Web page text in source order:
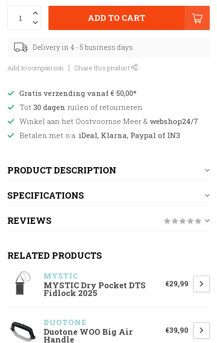
ADD TO CART
Delivery in 4 - 5 business days
Add to comparison Share this product
Gratis verzending vanaf € 50,00*
Tot 30 dagen ruilen of retourneren
Winkel aan het Oostvoornse Meer & webshop24/7
Betalen met o.a. iDeal, Klarna, Paypal of IN3
PRODUCT DESCRIPTION
SPECIFICATIONS
REVIEWS
RELATED PRODUCTS
MYSTIC
MYSTIC Dry Pocket DTS
Fidlock 2025
€29,99
DUOTONE
Duotone WOO Big Air
Handle
€39,90